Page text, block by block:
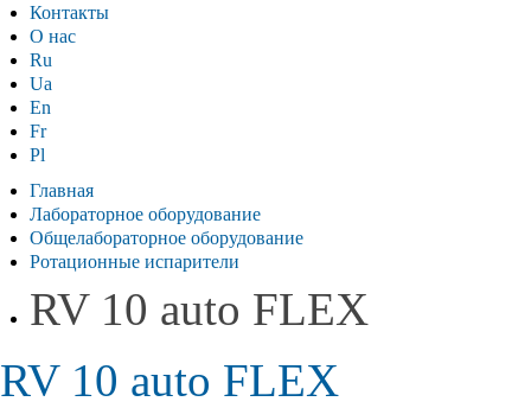
Контакты
О нас
Ru
Ua
En
Fr
Pl
Главная
Лабораторное оборудование
Общелабораторное оборудование
Ротационные испарители
RV 10 auto FLEX
RV 10 auto FLEX